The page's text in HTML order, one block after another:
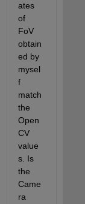
ates
of
FoV
obtain
ed by
mysel
f
match
the
Open
CV
value
s. Is
the
Came
ra